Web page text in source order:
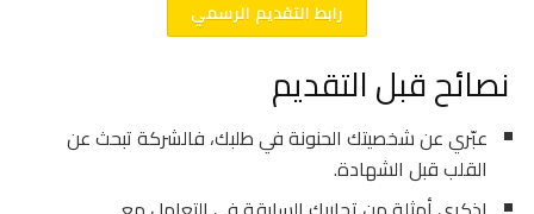
رابط التقديم الرسمي
نصائح قبل التقديم
عبّري عن شخصيتك الحنونة في طلبك، فالشركة تبحث عن
القلب قبل الشهادة.